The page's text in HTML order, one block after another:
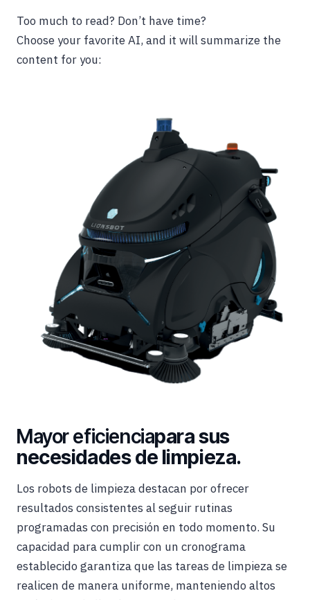
Too much to read? Don’t have time?
Choose your favorite AI, and it will summarize the
content for you:
Mayor eficienciapara sus
necesidades de limpieza.
Los robots de limpieza destacan por ofrecer
resultados consistentes al seguir rutinas
programadas con precisión en todo momento. Su
capacidad para cumplir con un cronograma
establecido garantiza que las tareas de limpieza se
realicen de manera uniforme, manteniendo altos